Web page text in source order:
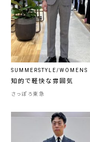
SUMMERSTYLE/WOMENS
知的で軽快な雰囲気
さっぽろ東急